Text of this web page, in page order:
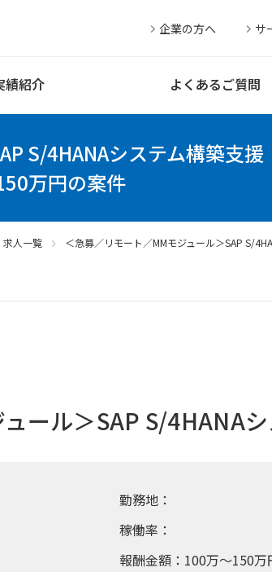
績紹介 よくあるご質問
企業の方へ サ
S/4HANAシステム構築支援
万円の案件
求人一覧 ＜急募／リモート／MMモジュール＞SAP S/
ール＞SAP S/4HANA
勤務地：
稼働率：
報酬金額：100万～150万